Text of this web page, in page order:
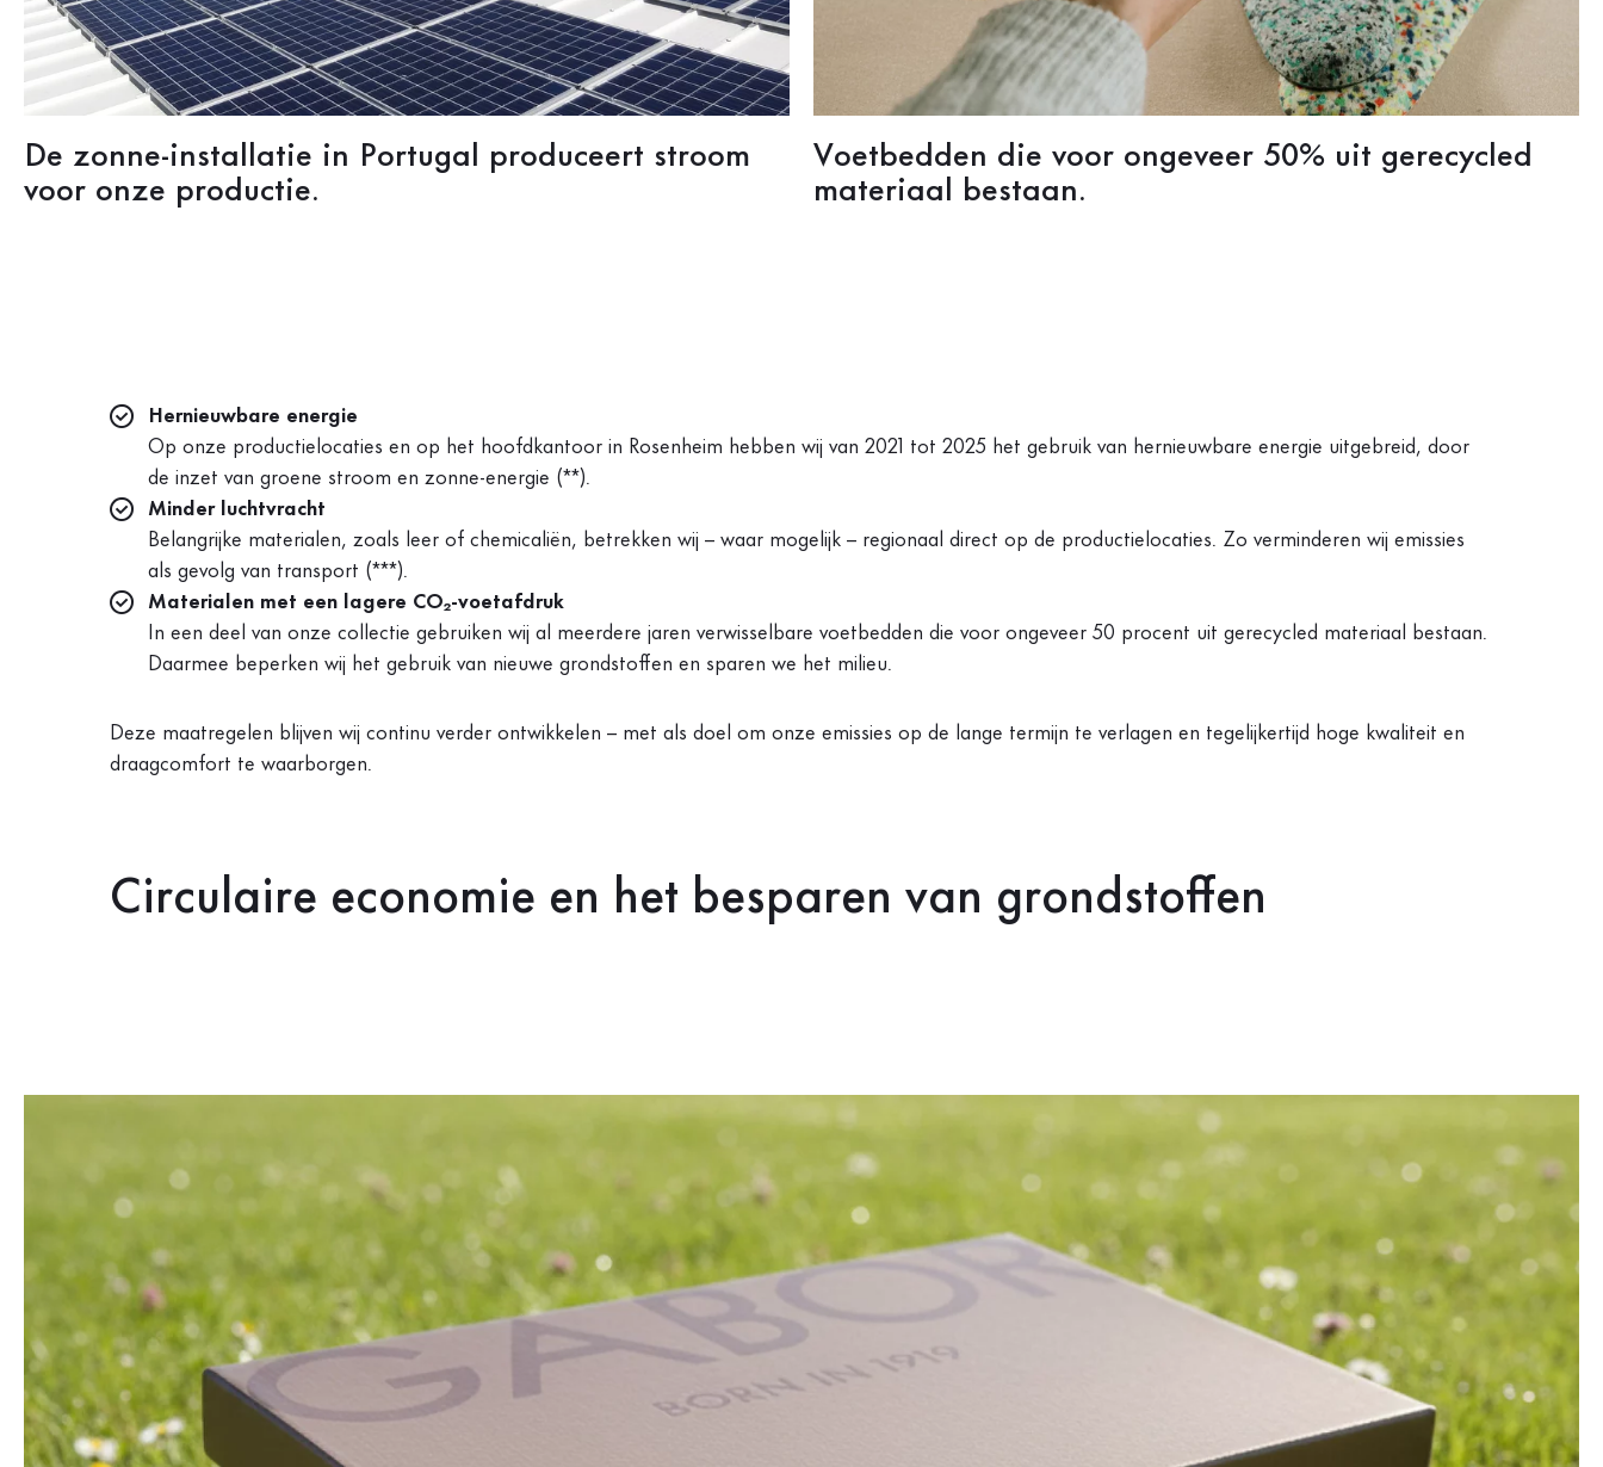
De zonne-installatie in Portugal produceert stroom
voor onze productie.
Voetbedden die voor ongeveer 50% uit gerecycled
materiaal bestaan.
Hernieuwbare energie
Op onze productielocaties en op het hoofdkantoor in Rosenheim hebben wij van 2021 tot 2025 het gebruik van hernieuwbare energie uitgebreid, door
de inzet van groene stroom en zonne-energie (**).
Minder luchtvracht
Belangrijke materialen, zoals leer of chemicaliën, betrekken wij – waar mogelijk – regionaal direct op de productielocaties. Zo verminderen wij emissies
als gevolg van transport (***).
Materialen met een lagere CO₂-voetafdruk
In een deel van onze collectie gebruiken wij al meerdere jaren verwisselbare voetbedden die voor ongeveer 50 procent uit gerecycled materiaal bestaan.
Daarmee beperken wij het gebruik van nieuwe grondstoffen en sparen we het milieu.
Deze maatregelen blijven wij continu verder ontwikkelen – met als doel om onze emissies op de lange termijn te verlagen en tegelijkertijd hoge kwaliteit en
draagcomfort te waarborgen.
Circulaire economie en het besparen van grondstoffen